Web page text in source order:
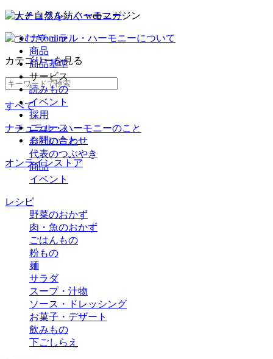
ナチュラル・ハーモニーについて
商品
商品基準
サービス
読みもの
イベント
採用
ニュース
お問い合わせ
オンラインストア
カテゴリーを見る
すべて
ナチュラル・ハーモニーのこと
会社のこと
代表のつぶやき
商品
イベント
レシピ
野菜のおかず
肉・魚のおかず
ごはんもの
粉もの
麺
サラダ
スープ・汁物
ソース・ドレッシング
お菓子・デザート
飲みもの
下ごしらえ